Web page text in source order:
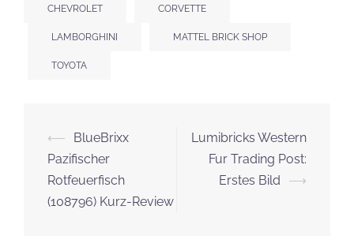
Shop Toyota Supra, Lamborghini Miura, Audi
M.M sagt:
ganz klar der Chevy Silverardo!!! Den fahr
ich selber